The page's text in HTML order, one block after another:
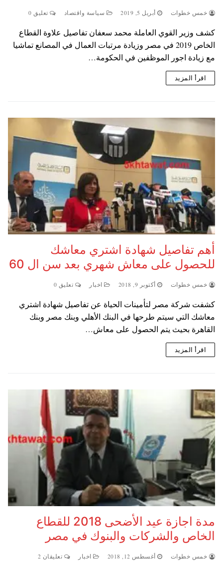
خمس خطوات أبريل 5, 2019 سياسة واقتصاد تعليق 0
كشف وزير القوي العاملة محمد سعفان تفاصيل علاوة القطاع
الخاص 2019 في مصر وزيادة مرتبات العمال في المصانع تماشيا
مع زيادة اجور الموظفين في الحكومة…
اقرأ المزيد
أهم تفاصيل شهادة اشتري معاشك
للحصول على معاش شهري بعد سن ال 60
خمس خطوات أكتوبر 9, 2018 اخبار تعليق 0
كشفت شركة مصر لتأمينات الحياة عن تفاصيل شهادة اشتري
معاشك التي سيتم طرحها في البنك الأهلي وبنك مصر وبنك
القاهرة بحيث يتم الحصول على معاش…
اقرأ المزيد
مدة اجازة عيد الأضحى 2018 للقطاع
الخاص والشركات والبنوك في مصر
خمس خطوات أغسطس 12, 2018 اخبار تعليقان 2